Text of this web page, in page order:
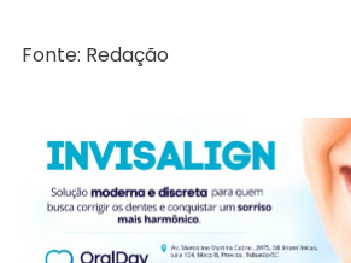
Fonte: Redação